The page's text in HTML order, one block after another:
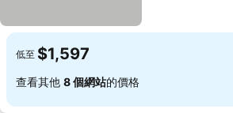
低至 $1,597
查看其他 8 個網站的價格